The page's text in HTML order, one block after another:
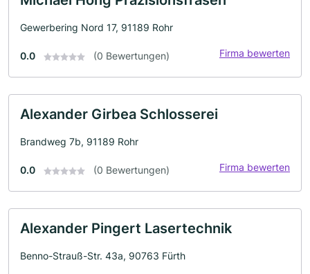
Gewerbering Nord 17, 91189 Rohr
0.0 (0 Bewertungen) Firma bewerten
Alexander Girbea Schlosserei
Brandweg 7b, 91189 Rohr
0.0 (0 Bewertungen) Firma bewerten
Alexander Pingert Lasertechnik
Benno-Strauß-Str. 43a, 90763 Fürth